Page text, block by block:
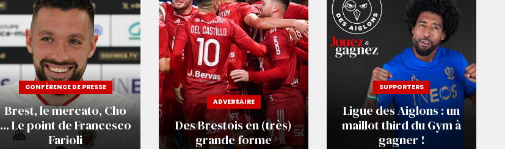
CONFÉRENCE DE PRESSE
Brest, le mercato, Cho
... Le point de Francesco
Farioli
ADVERSAIRE
Des Brestois en (très)
grande forme
SUPPORTERS
Ligue des Aiglons : un
maillot third du Gym à
gagner !